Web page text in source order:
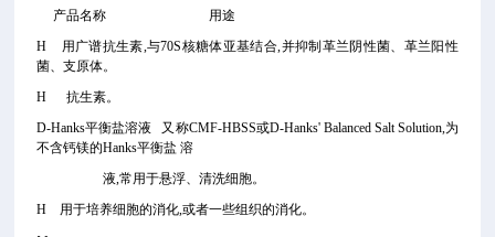
产品名称 用途
H 用广谱抗生素,与70S核糖体亚基结合,并抑制革兰阴性菌、革兰阳性
菌、支原体。
H 抗生素。
D-Hanks平衡盐溶液 又称CMF-HBSS或D-Hanks' Balanced Salt Solution,为
不含钙镁的Hanks平衡盐 溶
液,常用于悬浮、清洗细胞。
H 用于培养细胞的消化,或者一些组织的消化。